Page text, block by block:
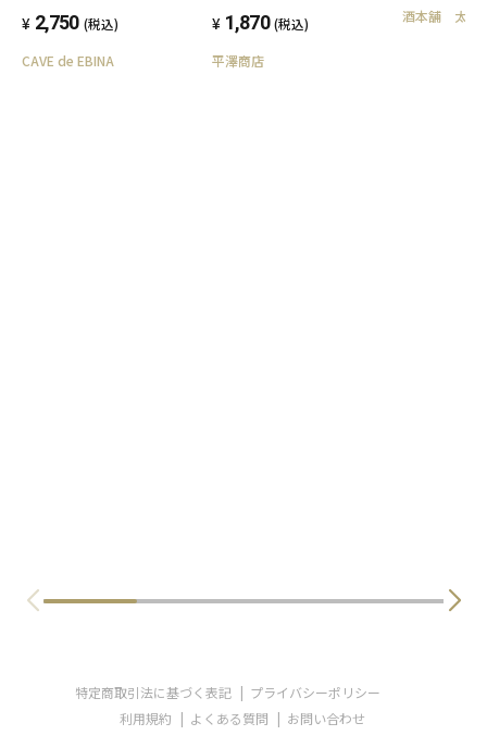
2,750 (税込)
CAVE de EBINA
750ml
1,870 (税込)
平澤商店
酒本舗 太右
特定商取引法に基づく表記
プライバシーポリシー
利用規約
よくある質問 お問い合わせ